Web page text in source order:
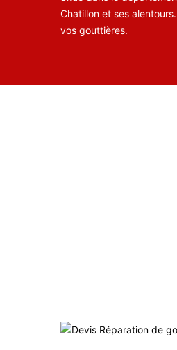
Chatillon et ses
vos gouttières.